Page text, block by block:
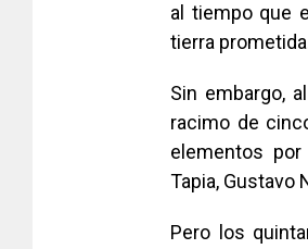
al tiempo que
tierra
Sin embargo,
racimo de
elementos por
Tapia, Gustavo
Pero los